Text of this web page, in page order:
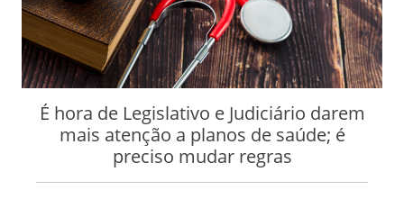
É hora de Legislativo e Judiciário darem
mais atenção a planos de saúde; é
preciso mudar regras